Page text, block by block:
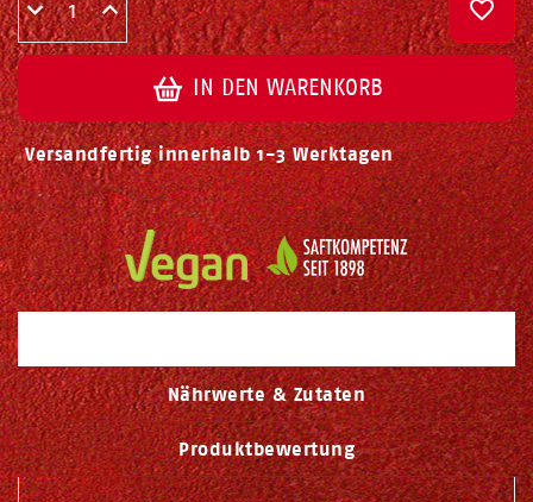
IN DEN WARENKORB
Versandfertig innerhalb 1-3 Werktagen
Nährwerte & Zutaten
Produktbewertung